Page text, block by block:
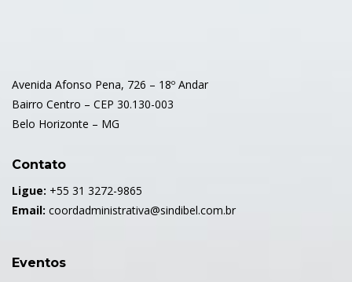
Avenida Afonso Pena, 726 – 18º Andar
Bairro Centro – CEP 30.130-003
Belo Horizonte – MG
Contato
Ligue: +55 31 3272-9865
Email: coordadministrativa@sindibel.com.br
Eventos